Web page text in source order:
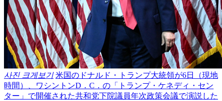
사진 크게보기 米国のドナルド・トランプ大統領が6日（現地
時間）、ワシントンD．C．の「トランプ・ケネディ・セン
ター」で開催された共和党下院議員年次政策会議で演説した